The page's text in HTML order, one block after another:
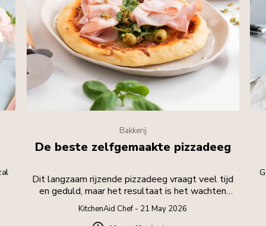
Bakkerij
De beste zelfgemaakte pizzadeeg
Dit langzaam rijzende pizzadeeg vraagt veel tijd
en geduld, maar het resultaat is het wachten
waard.
KitchenAid Chef - 21 May 2026